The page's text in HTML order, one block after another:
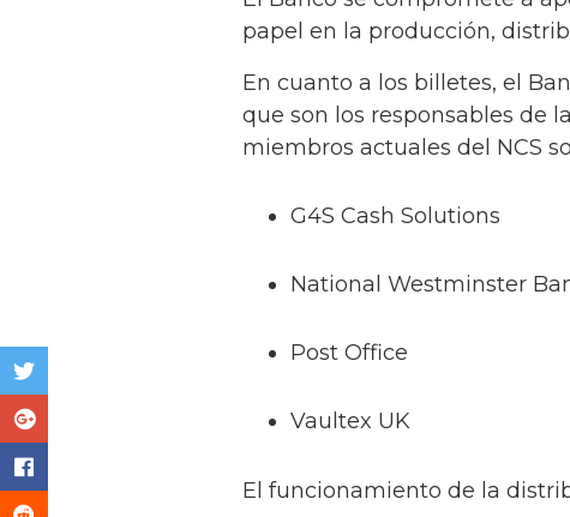
papel en la producción,
En cuanto a los billetes, el
que son los responsables de
miembros actuales del NCS
G4S Cash Solutions
National Westminster
Post Office
Vaultex UK
El funcionamiento de la